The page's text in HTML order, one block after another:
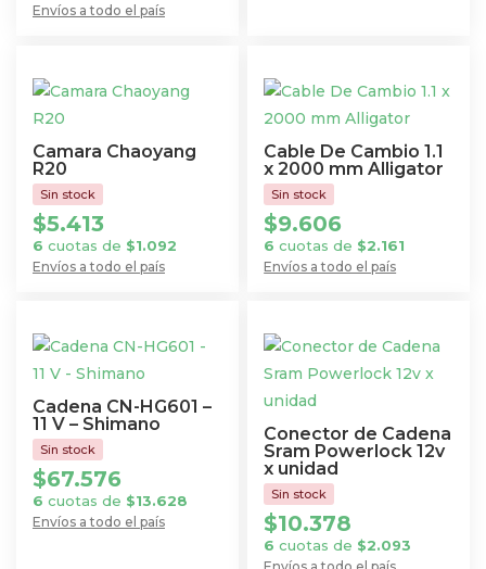
Envíos a todo el país
Camara Chaoyang
R20
Envíos a todo el país
$5.413
6 cuotas de $1.092
Cable De Cambio 1.1
x 2000 mm Alligator
Envíos a todo el país
$9.606
6 cuotas de $2.161
Cadena CN-HG601 –
11 V – Shimano
Envíos a todo el país
$67.576
6 cuotas de $13.628
Conector de Cadena
Sram Powerlock 12v
x unidad
$10.378
6 cuotas de $2.093